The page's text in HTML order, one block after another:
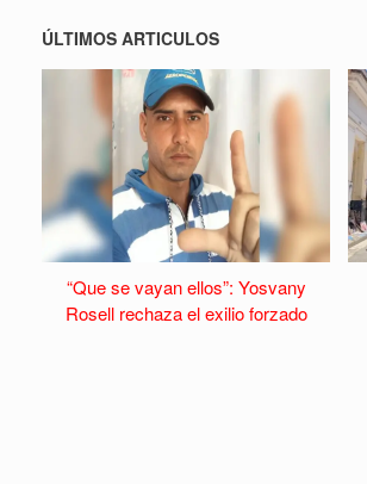
ÚLTIMOS ARTICULOS
“Que se vayan ellos”: Yosvany
Rosell rechaza el exilio forzado